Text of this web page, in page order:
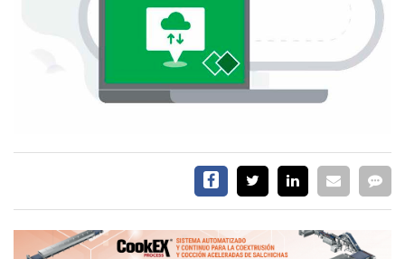
CALENDARIO
MEDIA KIT
SERVICIOS